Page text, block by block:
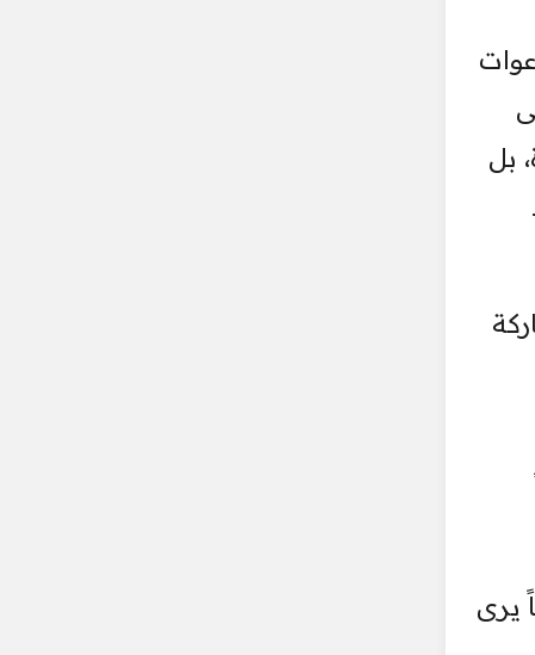
فدعوات
بل
يرى